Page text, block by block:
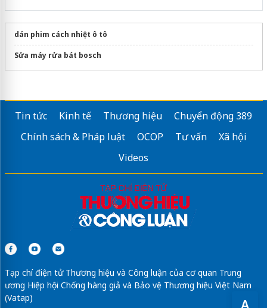
A
dán phim cách nhiệt ô tô
Sửa máy rửa bát bosch
Tin tức Kinh tế Thương hiệu
Chuyển động 389
Chính sách & Pháp luật
OCOP Tư vấn
Xã hội
Videos
Tạp chí điện tử Thương hiệu và Công luận của cơ quan Trung
ương Hiệp hội Chống hàng giả và Bảo vệ Thương hiệu Việt Nam
(Vatap)